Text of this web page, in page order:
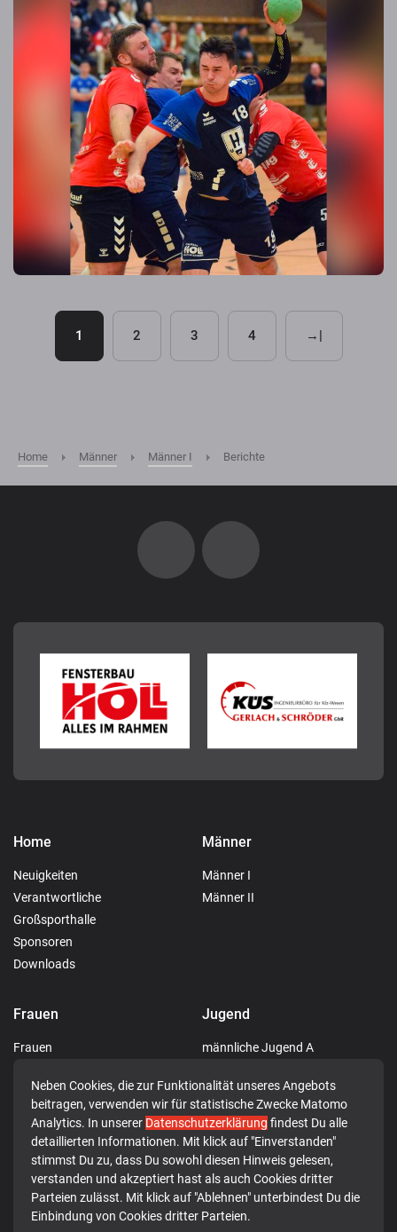
Neben Cookies, die zur Funktionalität unseres Angebots
beitragen, verwenden wir für statistische Zwecke Matomo
Analytics. In unserer Datenschutzerklärung findest Du alle
detaillierten Informationen. Mit klick auf "Einverstanden"
stimmst Du zu, dass Du sowohl diesen Hinweis gelesen,
verstanden und akzeptiert hast als auch Cookies dritter
Parteien zulässt. Mit klick auf "Ablehnen" unterbindest Du die
Einbindung von Cookies dritter Parteien.
1 2 3 4 →|
Home Männer Männer I Berichte
Home
Neuigkeiten
Verantwortliche
Großsporthalle
Sponsoren
Downloads
Männer
Männer I
Männer II
Frauen
Frauen
Jugend
männliche Jugend A
männliche Jugend D
männliche Jugend E
weibliche Jugend E
gemischte Jugend F
Minis